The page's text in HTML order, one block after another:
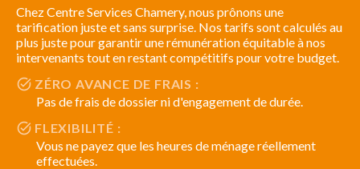
Chez Centre Services Chamery, nous prônons une
tarification juste et sans surprise. Nos tarifs sont calculés au
plus juste pour garantir une rémunération équitable à nos
intervenants tout en restant compétitifs pour votre budget.
ZÉRO AVANCE DE FRAIS :
Pas de frais de dossier ni d'engagement de durée.
FLEXIBILITÉ :
Vous ne payez que les heures de ménage réellement
effectuées.